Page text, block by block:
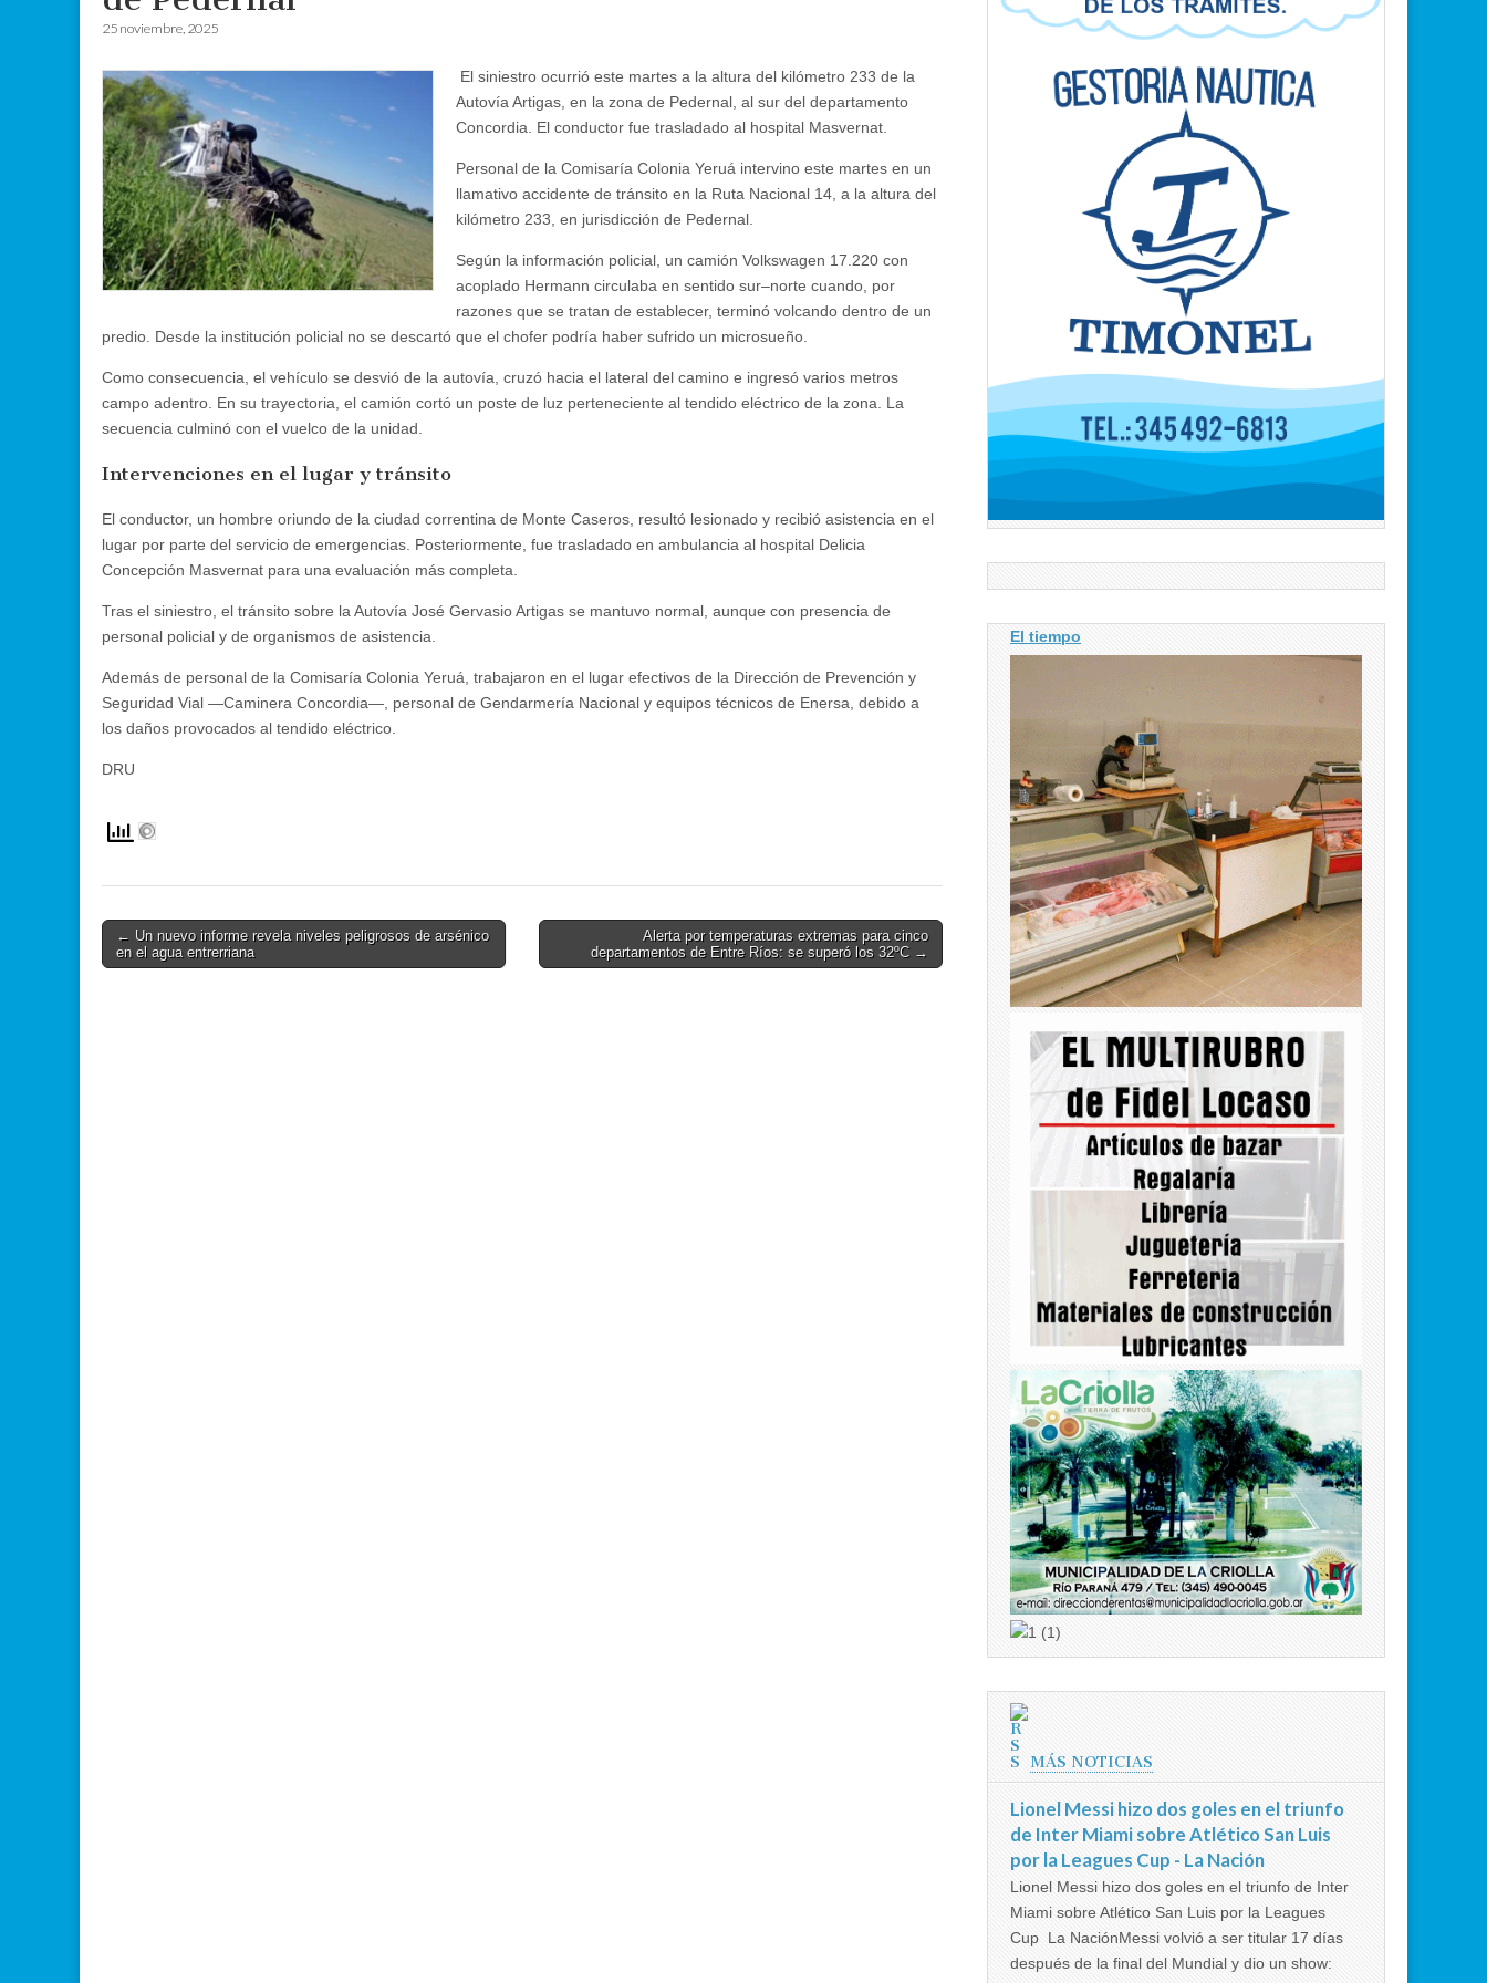
25 noviembre, 2025
El siniestro ocurrió este martes a la altura del kilómetro 233 de la
Autovía Artigas, en la zona de Pedernal, al sur del departamento
Concordia. El conductor fue trasladado al hospital Masvernat.
Personal de la Comisaría Colonia Yeruá intervino este martes en un
llamativo accidente de tránsito en la Ruta Nacional 14, a la altura del
kilómetro 233, en jurisdicción de Pedernal.
Según la información policial, un camión Volkswagen 17.220 con
acoplado Hermann circulaba en sentido sur–norte cuando, por
razones que se tratan de establecer, terminó volcando dentro de un
predio. Desde la institución policial no se descartó que el chofer podría haber sufrido un microsueño.
Como consecuencia, el vehículo se desvió de la autovía, cruzó hacia el lateral del camino e ingresó varios metros
campo adentro. En su trayectoria, el camión cortó un poste de luz perteneciente al tendido eléctrico de la zona. La
secuencia culminó con el vuelco de la unidad.
Intervenciones en el lugar y tránsito
El conductor, un hombre oriundo de la ciudad correntina de Monte Caseros, resultó lesionado y recibió asistencia en el
lugar por parte del servicio de emergencias. Posteriormente, fue trasladado en ambulancia al hospital Delicia
Concepción Masvernat para una evaluación más completa.
Tras el siniestro, el tránsito sobre la Autovía José Gervasio Artigas se mantuvo normal, aunque con presencia de
personal policial y de organismos de asistencia.
Además de personal de la Comisaría Colonia Yeruá, trabajaron en el lugar efectivos de la Dirección de Prevención y
Seguridad Vial —Caminera Concordia—, personal de Gendarmería Nacional y equipos técnicos de Enersa, debido a
los daños provocados al tendido eléctrico.
DRU
Post
navigation
← Un nuevo informe revela niveles peligrosos de arsénico
en el agua entrerriana
Alerta por temperaturas extremas para cinco
departamentos de Entre Ríos: se superó los 32ºC →
El tiempo
MÁS NOTICIAS
Lionel Messi hizo dos goles en el triunfo
de Inter Miami sobre Atlético San Luis
por la Leagues Cup - La Nación
Lionel Messi hizo dos goles en el triunfo de Inter
Miami sobre Atlético San Luis por la Leagues
Cup La NaciónMessi volvió a ser titular 17 días
después de la final del Mundial y dio un show: